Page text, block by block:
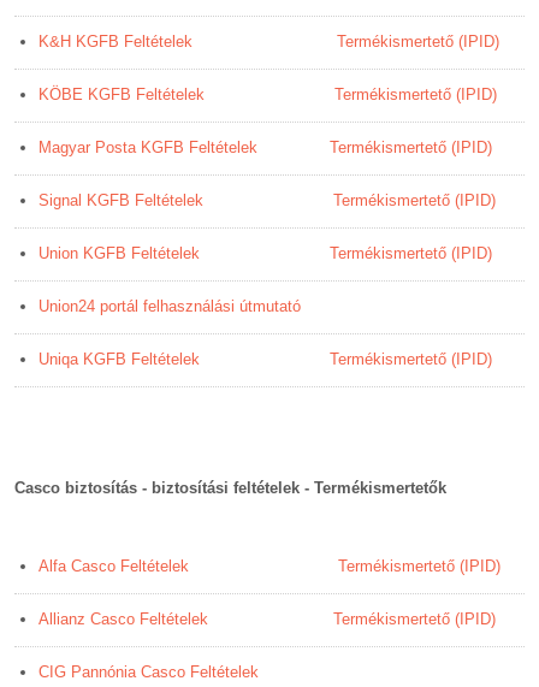
K&H KGFB Feltételek Termékismertető (IPID)
KÖBE KGFB Feltételek Termékismertető (IPID)
Magyar Posta KGFB Feltételek Termékismertető (IPID)
Signal KGFB Feltételek Termékismertető (IPID)
Union KGFB Feltételek Termékismertető (IPID)
Union24 portál felhasználási útmutató
Uniqa KGFB Feltételek Termékismertető (IPID)
Casco biztosítás - biztosítási feltételek - Termékismertetők
Alfa Casco Feltételek Termékismertető (IPID)
Allianz Casco Feltételek Termékismertető (IPID)
CIG Pannónia Casco Feltételek